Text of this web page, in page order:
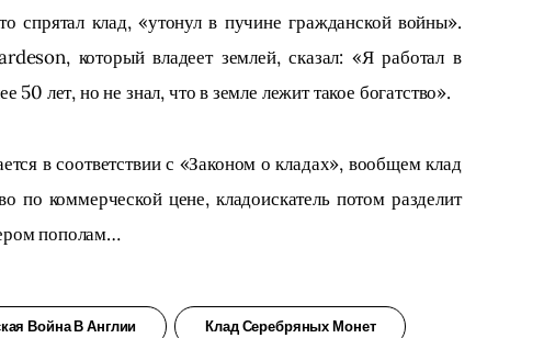
спрятал клад, «утонул в пучине гражданской войны».
который владеет землей, сказал: «Я работал в
50 лет, но не знал, что в земле лежит такое богатство».
в соответствии с «Законом о кладах», вообщем клад
по коммерческой цене, кладоискатель потом разделит
пополам…
Война В Англии Клад Серебряных Монет